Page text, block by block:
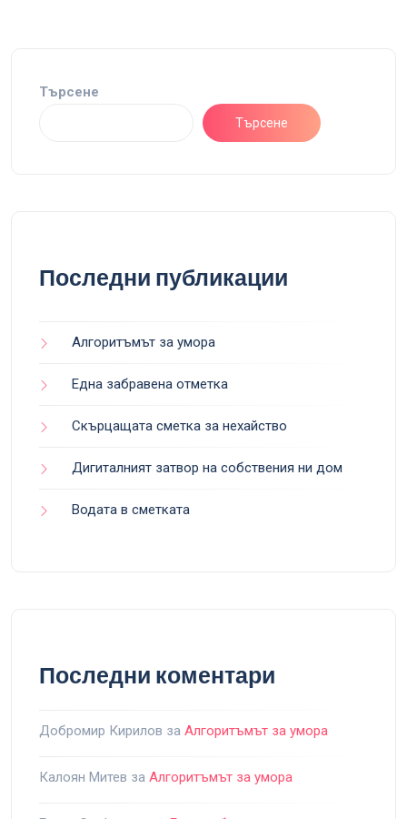
Търсене
Търсене
Последни публикации
Алгоритъмът за умора
Една забравена отметка
Скърцащата сметка за нехайство
Дигиталният затвор на собствения ни дом
Водата в сметката
Последни коментари
Добромир Кирилов за Алгоритъмът за умора
Калоян Митев за Алгоритъмът за умора